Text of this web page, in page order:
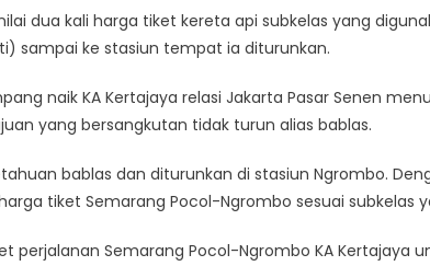
dua kali harga tiket kereta api subkelas yang
sampai ke stasiun tempat ia diturunkan.
naik KA Kertajaya relasi Jakarta Pasar Senen
yang bersangkutan tidak turun alias bablas.
bablas dan diturunkan di stasiun Ngrombo.
tiket Semarang Pocol-Ngrombo sesuai subkelas
perjalanan Semarang Pocol-Ngrombo KA Kertajaya